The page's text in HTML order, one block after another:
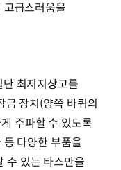
급스러움을
최저지상고를
금 장치(양쪽 바퀴의
주파할 수 있도록
다양한 부품을
수 있는 타스만을